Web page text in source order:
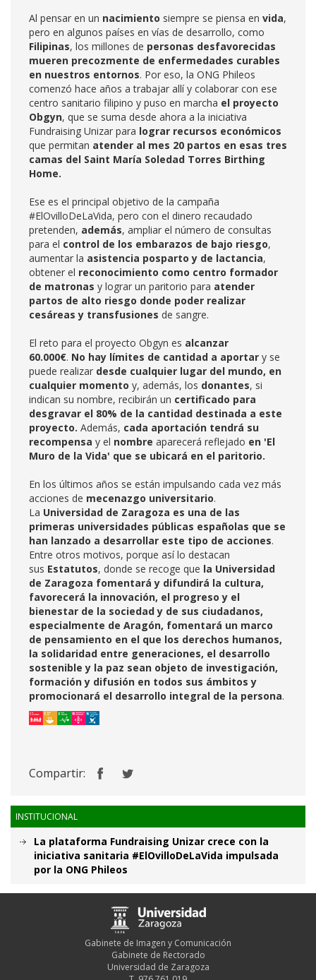
Al pensar en un nacimiento siempre se piensa en vida,
pero en algunos países en vías de desarrollo, como
Filipinas, los millones de personas desfavorecidas
mueren precozmente de enfermedades curables
en nuestros entornos. Por eso, la ONG Phileos
comenzó hace años a trabajar allí y colaborar con ese
centro sanitario filipino y puso en marcha el proyecto
Obgyn, que se suma desde ahora a la iniciativa
Fundraising Unizar para lograr recursos económicos
que permitan atender al mes 20 partos en esas tres
camas del Saint María Soledad Torres Birthing
Home.
Ese es el principal objetivo de la campaña
#ElOvilloDeLaVida, pero con el dinero recaudado
pretenden, además, ampliar el número de consultas
para el control de los embarazos de bajo riesgo,
aumentar la asistencia posparto y de lactancia,
obtener el reconocimiento como centro formador
de matronas y lograr un paritorio para atender
partos de alto riesgo donde poder realizar
cesáreas y transfusiones de sangre.
El reto para el proyecto Obgyn es alcanzar
60.000€. No hay límites de cantidad a aportar y se
puede realizar desde cualquier lugar del mundo, en
cualquier momento y, además, los donantes, si
indican su nombre, recibirán un certificado para
desgravar el 80% de la cantidad destinada a este
proyecto. Además, cada aportación tendrá su
recompensa y el nombre aparecerá reflejado en 'El
Muro de la Vida' que se ubicará en el paritorio.
En los últimos años se están impulsando cada vez más
acciones de mecenazgo universitario.
La Universidad de Zaragoza es una de las
primeras universidades públicas españolas que se
han lanzado a desarrollar este tipo de acciones.
Entre otros motivos, porque así lo destacan
sus Estatutos, donde se recoge que la Universidad
de Zaragoza fomentará y difundirá la cultura,
favorecerá la innovación, el progreso y el
bienestar de la sociedad y de sus ciudadanos,
especialmente de Aragón, fomentará un marco
de pensamiento en el que los derechos humanos,
la solidaridad entre generaciones, el desarrollo
sostenible y la paz sean objeto de investigación,
formación y difusión en todos sus ámbitos y
promocionará el desarrollo integral de la persona.
Compartir:
INSTITUCIONAL
La plataforma Fundraising Unizar crece con la
iniciativa sanitaria #ElOvilloDeLaVida impulsada
por la ONG Phileos
Gabinete de Imagen y Comunicación
Gabinete de Rectorado
Universidad de Zaragoza